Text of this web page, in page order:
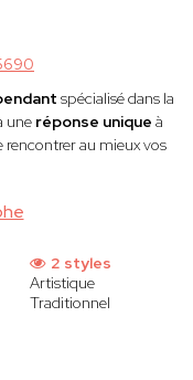
spécialisé dans la
une réponse unique à
rencontrer au mieux vos
2 styles
Artistique
Traditionnel